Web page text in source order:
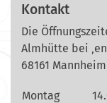
Kontakt
Die
Almhütte bei
68161
Montag